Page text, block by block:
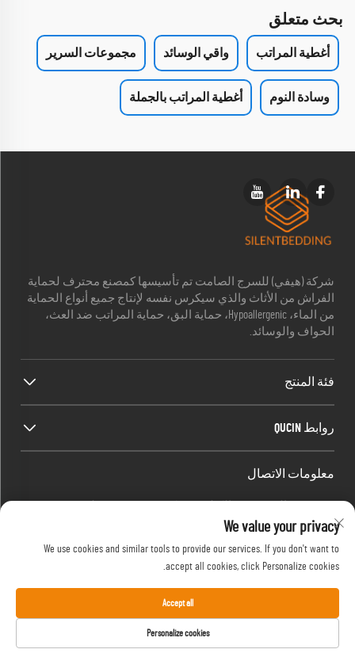
بحث متعلق
أغطية المراتب واقي الوسائد مجموعات السرير
وسادة النوم أغطية المراتب بالجملة
شركة (هيفي) للسرج الصامت تم تأسيسها كمصنع محترف لحماية
الفراش من الأثاث والذي سيكرس نفسه لإنتاج جميع أنواع الحماية
من الماء، Hypoallergenic، حماية البق، حماية المراتب ضد العث،
الحواف والوسائد.
فئة المنتج
روابط QUCIN
معلومات الاتصال
الغرب، Gaoxin District، هيفي، أنوهاي، الصين
البريد الإلكتروني:[email protected]
هاتف: 13917680554
حقوق النشر © 2024 بواسطة شركة هيفي سايلنت بيدنج
المحدودة.سياسة الخصوصية
We value your privacy
We use cookies and similar tools to provide our services. If you don't want to
accept all cookies, click Personalize cookies.
Personalize cookies
Accept all